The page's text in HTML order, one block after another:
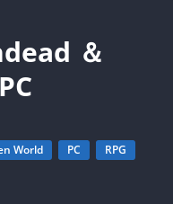
＆
World PC
RPG